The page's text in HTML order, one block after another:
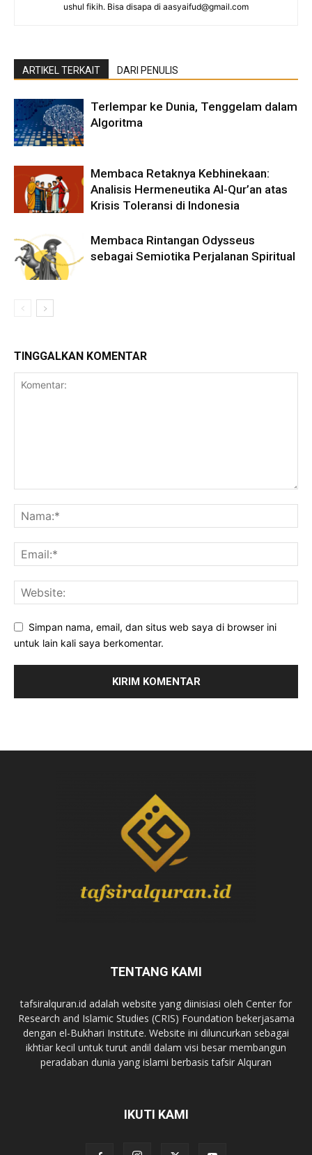
ushul fikih. Bisa disapa di aasyaifud@gmail.com
ARTIKEL TERKAIT DARI PENULIS
Terlempar ke Dunia, Tenggelam dalam
Algoritma
Membaca Retaknya Kebhinekaan:
Analisis Hermeneutika Al-Qur’an atas
Krisis Toleransi di Indonesia
Membaca Rintangan Odysseus
sebagai Semiotika Perjalanan Spiritual
TINGGALKAN KOMENTAR
Simpan nama, email, dan situs web saya di browser ini
untuk lain kali saya berkomentar.
TENTANG KAMI
tafsiralquran.id adalah website yang diinisiasi oleh Center for
Research and Islamic Studies (CRIS) Foundation bekerjasama
dengan el-Bukhari Institute. Website ini diluncurkan sebagai
ikhtiar kecil untuk turut andil dalam visi besar membangun
peradaban dunia yang islami berbasis tafsir Alquran
IKUTI KAMI